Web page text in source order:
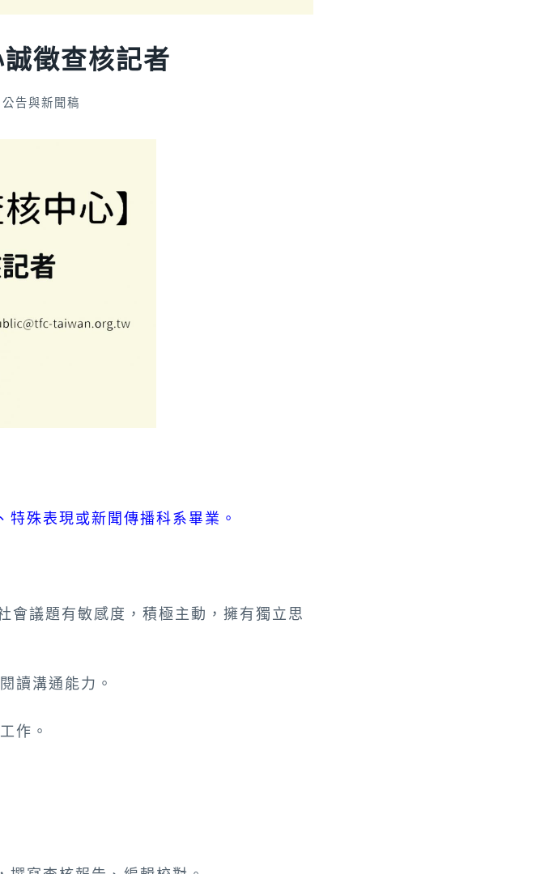
誠徵查核記者
公告與新聞稿
殊表現或新聞傳播科系畢業。
會議題有敏感度，積極主動，擁有獨立思
讀溝通能力。
作。